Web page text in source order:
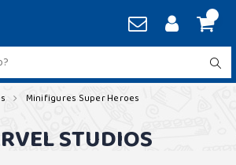
Minifigures Super Heroes
STUDIOS